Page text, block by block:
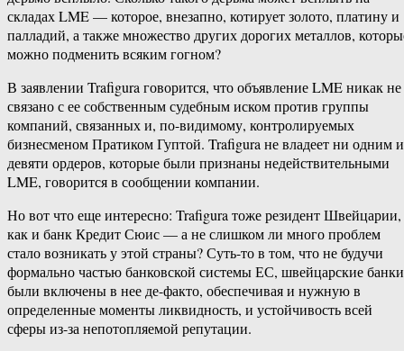
складах LME — которое, внезапно, котирует золото, платину и
палладий, а также множество других дорогих металлов,
можно подменить всяким гогном?
В заявлении Trafigura говорится, что объявление LME никак не
связано с ее собственным судебным иском против группы
компаний, связанных и, по-видимому, контролируемых
бизнесменом Пратиком Гуптой. Trafigura не владеет ни одним
девяти ордеров, которые были признаны недействительными
LME, говорится в сообщении компании.
Но вот что еще интересно: Trafigura тоже резидент Швейцарии,
как и банк Кредит Сюис — а не слишком ли много проблем
стало возникать у этой страны? Суть-то в том, что не будучи
формально частью банковской системы ЕС, швейцарские банки
были включены в нее де-факто, обеспечивая и нужную в
определенные моменты ликвидность, и устойчивость всей
сферы из-за непотопляемой репутации.